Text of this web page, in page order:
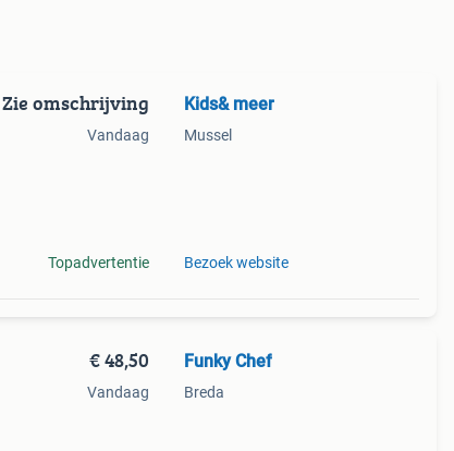
Zie omschrijving
Vandaag
Topadvertentie
Kids& meer
Mussel
Bezoek website
€ 48,50
Vandaag
Funky Chef
Breda